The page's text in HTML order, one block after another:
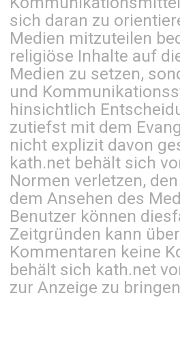
sich daran zu
Medien mitzuteilen
religiöse Inhalte auf
Medien zu setzen,
und
hinsichtlich
zutiefst mit dem
nicht explizit davon
kath.net behält sich
Normen verletzen,
dem Ansehen des
Benutzer können
Zeitgründen kann
Kommentaren keine
behält sich kath.net
zur Anzeige zu